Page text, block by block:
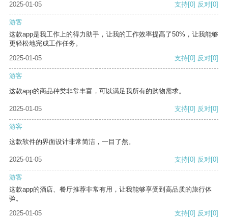
2025-01-05
支持[0] 反对[0]
游客
这款app是我工作上的得力助手，让我的工作效率提高了50%，让我能够
更轻松地完成工作任务。
2025-01-05
支持[0] 反对[0]
游客
这款app的商品种类非常丰富，可以满足我所有的购物需求。
2025-01-05 支持[0] 反对[0]
游客
这款软件的界面设计非常简洁，一目了然。
2025-01-05 支持[0] 反对[0]
游客
这款app的酒店、餐厅推荐非常有用，让我能够享受到高品质的旅行体
验。
2025-01-05
支持[0] 反对[0]